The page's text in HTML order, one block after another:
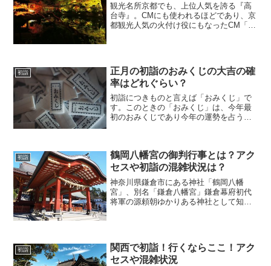
観光名所京都でも、上位人気を誇る『高
台寺』。CMにも使われるほどであり、京
都観光人気の火付け役にもなったCM「そ
初詣
正月の初詣のおみくじの大吉の確
率はどれぐらい？
初詣につきものと言えば「おみくじ」で
す。このときの「おみくじ」は、今年最
初のおみくじであり今年の運勢を占う指
しそうだと考えたりするか...
初詣
鶴岡八幡宮の御判行事とは？アク
セスや初詣の混雑状況は？
神奈川県鎌倉市にある神社「鶴岡八幡
宮」、別名「鎌倉八幡宮」鎌倉幕府初代
将軍の源頼朝ゆかりある神社として知ら
初詣
関西で初詣！行くならここ！アク
セスや混雑状況